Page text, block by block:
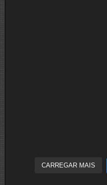
CARREGAR MAIS